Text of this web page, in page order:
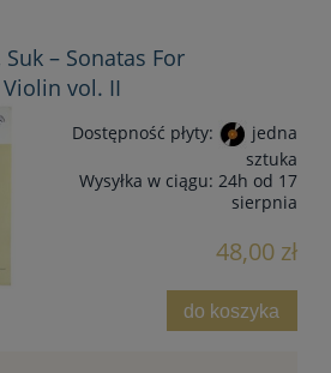
– Sonatas For
vol. II
Dostępność płyty:
jedna
sztuka
Wysyłka w ciągu: 24h od 17
sierpnia
48,00 zł
do koszyka